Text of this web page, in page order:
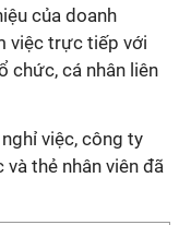
của doanh
việc trực tiếp với
chức, cá nhân liên
việc, công ty
thẻ nhân viên đã